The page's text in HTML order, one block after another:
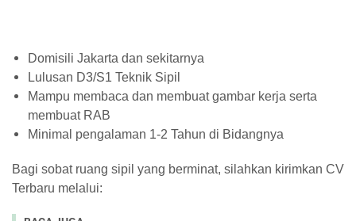
Domisili Jakarta dan sekitarnya
Lulusan D3/S1 Teknik Sipil
Mampu membaca dan membuat gambar kerja serta
membuat RAB
Minimal pengalaman 1-2 Tahun di Bidangnya
Bagi sobat ruang sipil yang berminat, silahkan kirimkan CV
Terbaru melalui: